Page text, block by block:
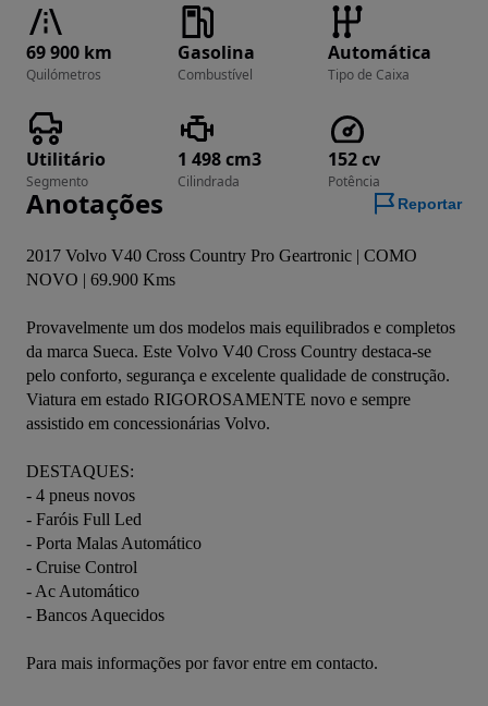
69 900 km
Quilómetros
Gasolina
Combustível
Automática
Tipo de Caixa
Utilitário
Segmento
1 498 cm3
Cilindrada
152 cv
Potência
Anotações Reportar
2017 Volvo V40 Cross Country Pro Geartronic | COMO
NOVO | 69.900 Kms
Provavelmente um dos modelos mais equilibrados e completos
da marca Sueca. Este Volvo V40 Cross Country destaca-se
pelo conforto, segurança e excelente qualidade de construção.
Viatura em estado RIGOROSAMENTE novo e sempre
assistido em concessionárias Volvo.
DESTAQUES:
- 4 pneus novos
- Faróis Full Led
- Porta Malas Automático
- Cruise Control
- Ac Automático
- Bancos Aquecidos
Para mais informações por favor entre em contacto.